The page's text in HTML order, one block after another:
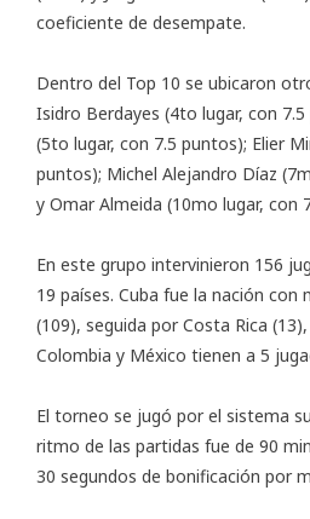
coeficiente de desempate.
Dentro del Top 10 se ubicaron
Isidro Berdayes (4to lugar, con
(5to lugar, con 7.5 puntos); Elier
puntos); Michel Alejandro Díaz
y Omar Almeida (10mo lugar, con
En este grupo intervinieron 156
19 países. Cuba fue la nación con
(109), seguida por Costa Rica
Colombia y México tienen a 5
El torneo se jugó por el sistema
ritmo de las partidas fue de 90
30 segundos de bonificación por